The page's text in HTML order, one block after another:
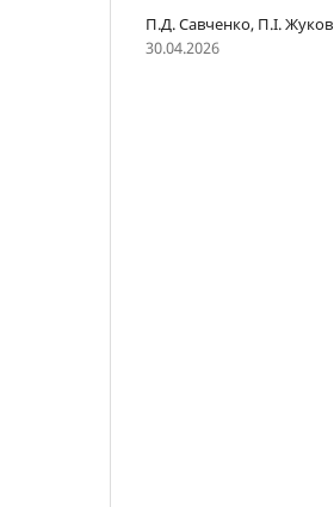
П.Д. Савченко, П.І. Жуков
30.04.2026